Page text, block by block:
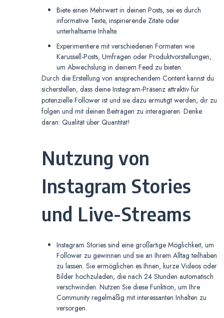
Biete einen Mehrwert in deinen Posts, sei es durch
informative Texte, inspirierende Zitate oder
unterhaltsame Inhalte.
Experimentiere mit verschiedenen Formaten wie
Karussell-Posts, Umfragen oder Produktvorstellungen,
um Abwechslung in deinem Feed zu bieten.
Durch die Erstellung von ansprechendem Content kannst du
sicherstellen, dass deine Instagram-Präsenz attraktiv für
potenzielle Follower ist und sie dazu ermutigt werden, dir zu
folgen und mit deinen Beiträgen zu interagieren. Denke
daran: Qualität über Quantität!
Nutzung von
Instagram Stories
und Live-Streams
Instagram Stories sind eine großartige Möglichkeit, um
Follower zu gewinnen und sie an Ihrem Alltag teilhaben
zu lassen. Sie ermöglichen es Ihnen, kurze Videos oder
Bilder hochzuladen, die nach 24 Stunden automatisch
verschwinden. Nutzen Sie diese Funktion, um Ihre
Community regelmäßig mit interessanten Inhalten zu
versorgen.